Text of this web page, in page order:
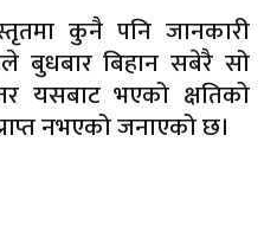
कुनै पनि जानकारी
बुधबार बिहान सबेरै सो
यसबाट भएको क्षतिको
नभएको जनाएको छ।